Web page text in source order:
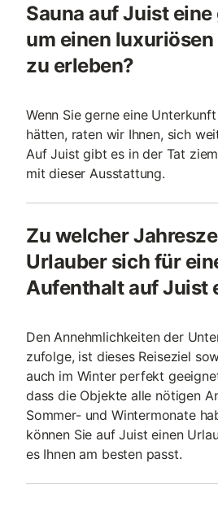
Sauna auf Juist
um einen
zu erleben?
Wenn Sie gerne eine
hätten, raten wir Ihnen, sich
Auf Juist gibt es in der Tat
mit dieser Ausstattung.
Zu welcher
Urlauber sich für
Aufenthalt auf Juist
Den Annehmlichkeiten der
zufolge, ist dieses Reiseziel
auch im Winter perfekt
dass die Objekte alle nötigen
Sommer- und Wintermonate
können Sie auf Juist einen
es Ihnen am besten passt.